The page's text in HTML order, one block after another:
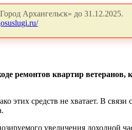
Архангельск» до 31.12.2025.
ремонтов квартир ветеранов,
этих средств не хватает. В связи
увеличения доходной